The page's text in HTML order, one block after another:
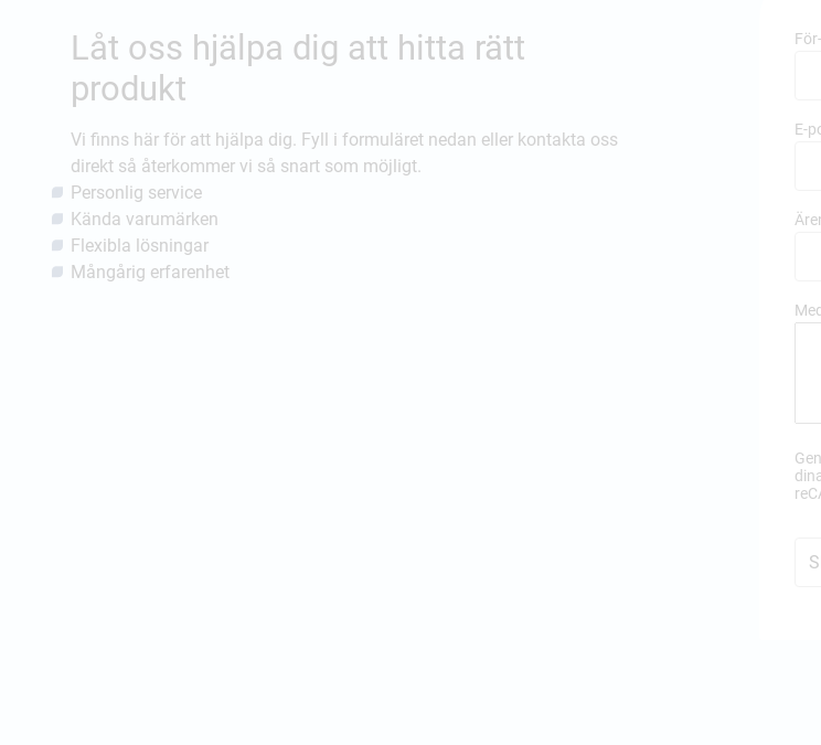
Låt oss hjälpa dig att hitta rätt
produkt
Vi finns här för att hjälpa dig. Fyll i formuläret nedan eller kontakta oss
direkt så återkommer vi så snart som möjligt.
Personlig service
Kända varumärken
Flexibla lösningar
Mångårig erfarenhet
E-